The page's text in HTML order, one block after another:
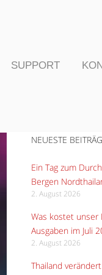
SUPPORT
NEUESTE
Ein Tag zum
Bergen
2. August 2026
Was kostet unser
Ausgaben im Juli
2. August 2026
Thailand